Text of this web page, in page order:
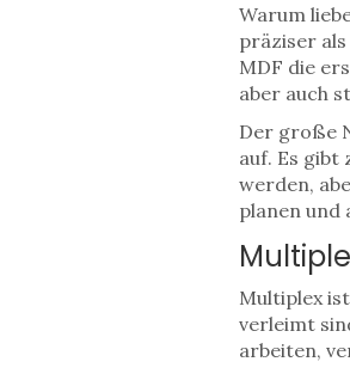
Warum
präziser
MDF die
aber auch
Der große
auf. Es gibt
werden,
planen und
Multiplexist
verleimt
arbeiten,